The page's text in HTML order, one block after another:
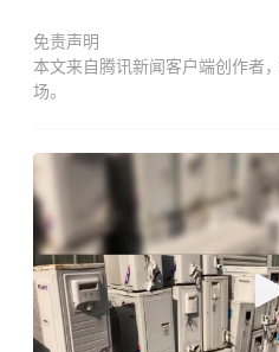
免责声明
本文来自腾讯新闻客户端创作者
场。